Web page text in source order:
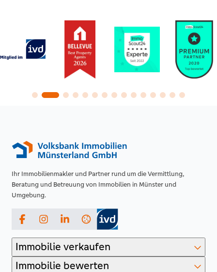
Ihr Immobilienmakler und Partner rund um die Vermittlung,
Beratung und Betreuung von Immobilien in Münster und
Umgebung.
FacebookInstagramLinkedIn
Immobilie verkaufen
Immobilie bewerten